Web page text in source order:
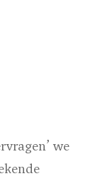
we